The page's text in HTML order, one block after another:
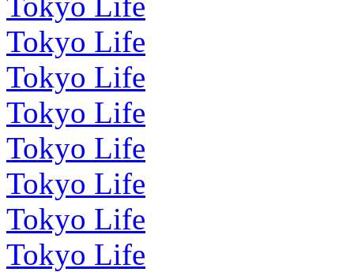
Tokyo Life
Tokyo Life
Tokyo Life
Tokyo Life
Tokyo Life
Tokyo Life
Tokyo Life